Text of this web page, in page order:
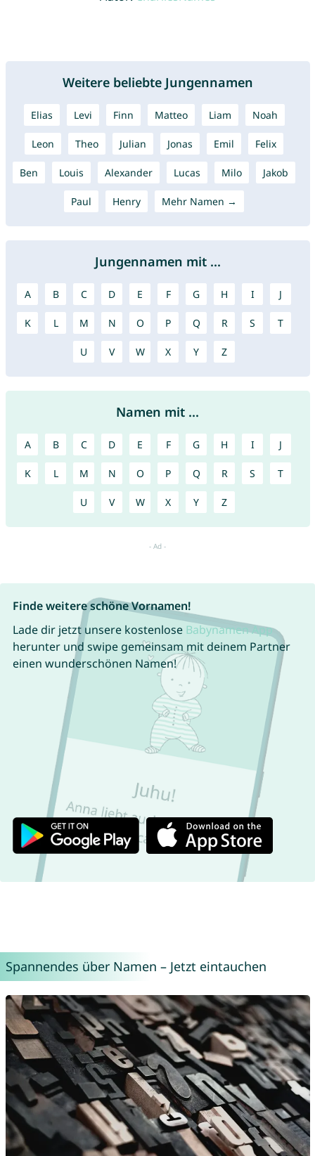
Weitere beliebte Jungennamen
Elias Levi Finn Matteo Liam Noah
Leon Theo Julian Jonas Emil Felix
Ben Louis Alexander Lucas Milo Jakob
Paul Henry Mehr Namen →
Jungennamen mit ...
A B C D E F G H I J
K L M N O P Q R S T
U V W X Y Z
Namen mit ...
A B C D E F G H I J
K L M N O P Q R S T
U V W X Y Z
Finde weitere schöne Vornamen!
Lade dir jetzt unsere kostenlose Babynamen App
herunter und swipe gemeinsam mit deinem Partner
einen wunderschönen Namen!
Spannendes über Namen – Jetzt eintauchen